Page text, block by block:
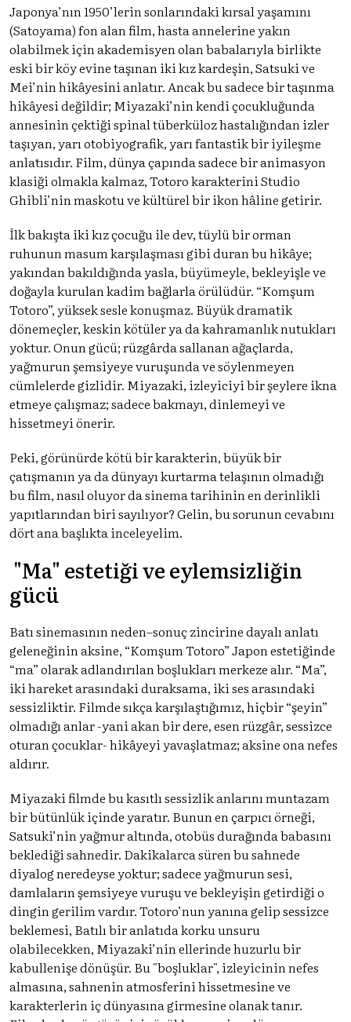
Japonya’nın 1950’lerin sonlarındaki kırsal yaşamını
(Satoyama) fon alan film, hasta annelerine yakın
olabilmek için akademisyen olan babalarıyla birlikte
eski bir köy evine taşınan iki kız kardeşin, Satsuki ve
Mei’nin hikâyesini anlatır. Ancak bu sadece bir taşınma
hikâyesi değildir; Miyazaki’nin kendi çocukluğunda
annesinin çektiği spinal tüberküloz hastalığından izler
taşıyan, yarı otobiyografik, yarı fantastik bir iyileşme
anlatısıdır. Film, dünya çapında sadece bir animasyon
klasiği olmakla kalmaz, Totoro karakterini Studio
Ghibli’nin maskotu ve kültürel bir ikon hâline getirir.
İlk bakışta iki kız çocuğu ile dev, tüylü bir orman
ruhunun masum karşılaşması gibi duran bu hikâye;
yakından bakıldığında yasla, büyümeyle, bekleyişle ve
doğayla kurulan kadim bağlarla örülüdür. “Komşum
Totoro”, yüksek sesle konuşmaz. Büyük dramatik
dönemeçler, keskin kötüler ya da kahramanlık nutukları
yoktur. Onun gücü; rüzgârda sallanan ağaçlarda,
yağmurun şemsiyeye vuruşunda ve söylenmeyen
cümlelerde gizlidir. Miyazaki, izleyiciyi bir şeylere ikna
etmeye çalışmaz; sadece bakmayı, dinlemeyi ve
hissetmeyi önerir.
Peki, görünürde kötü bir karakterin, büyük bir
çatışmanın ya da dünyayı kurtarma telaşının olmadığı
bu film, nasıl oluyor da sinema tarihinin en derinlikli
yapıtlarından biri sayılıyor? Gelin, bu sorunun cevabını
dört ana başlıkta inceleyelim.
"Ma" estetiği ve eylemsizliğin
gücü
Batı sinemasının neden–sonuç zincirine dayalı anlatı
geleneğinin aksine, “Komşum Totoro” Japon estetiğinde
“ma” olarak adlandırılan boşlukları merkeze alır. “Ma”,
iki hareket arasındaki duraksama, iki ses arasındaki
sessizliktir. Filmde sıkça karşılaştığımız, hiçbir “şeyin”
olmadığı anlar -yani akan bir dere, esen rüzgâr, sessizce
oturan çocuklar- hikâyeyi yavaşlatmaz; aksine ona nefes
aldırır.
Miyazaki filmde bu kasıtlı sessizlik anlarını muntazam
bir bütünlük içinde yaratır. Bunun en çarpıcı örneği,
Satsuki’nin yağmur altında, otobüs durağında babasını
beklediği sahnedir. Dakikalarca süren bu sahnede
diyalog neredeyse yoktur; sadece yağmurun sesi,
damlaların şemsiyeye vuruşu ve bekleyişin getirdiği o
dingin gerilim vardır. Totoro’nun yanına gelip sessizce
beklemesi, Batılı bir anlatıda korku unsuru
olabilecekken, Miyazaki’nin ellerinde huzurlu bir
kabullenişe dönüşür. Bu "boşluklar", izleyicinin nefes
almasına, sahnenin atmosferini hissetmesine ve
karakterlerin iç dünyasına girmesine olanak tanır.